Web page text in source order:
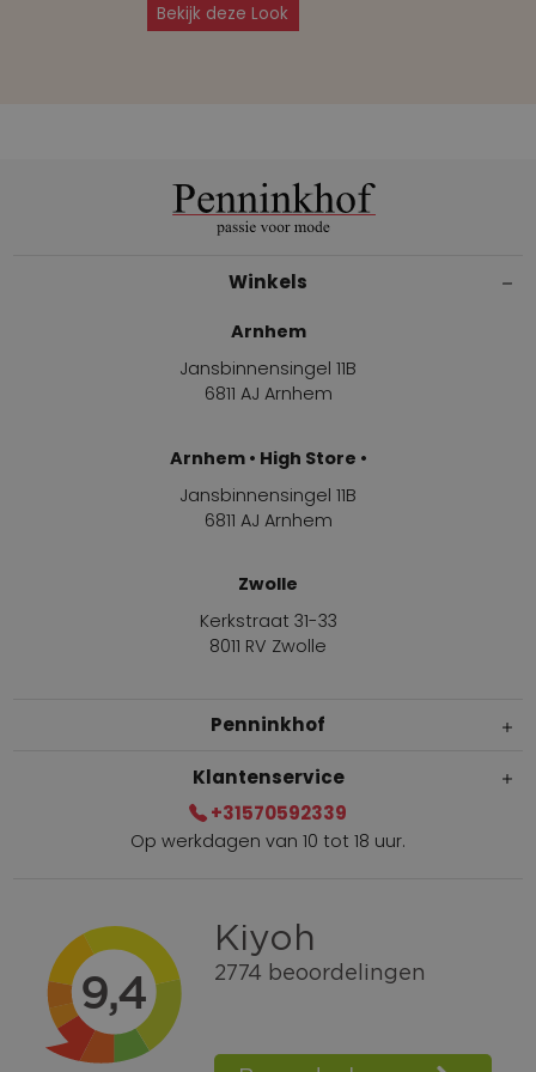
Bekijk deze Look
Winkels
Arnhem
Jansbinnensingel 11B
6811 AJ Arnhem
Arnhem • High Store •
Jansbinnensingel 11B
6811 AJ Arnhem
Zwolle
Kerkstraat 31-33
8011 RV Zwolle
Penninkhof
Gratis verzending vanaf € 100,=
Bel +31570592339
Spaarpunten
Shop the Look
Klantenservice
+31570592339
Op werkdagen van 10 tot 18 uur.